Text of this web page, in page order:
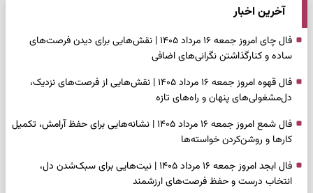
آخرین اخبار
فال چای امروز جمعه ۱۶ مرداد ۱۴۰۵ | نقش‌هایی برای دیدن فرصت‌های
ساده و کنارگذاشتن نگرانی‌های اضافی
فال قهوه امروز جمعه ۱۶ مرداد ۱۴۰۵ | نقش‌هایی از فرصت‌های نزدیک،
دل‌مشغولی‌های پنهان و راه‌های تازه
فال شمع امروز جمعه ۱۶ مرداد ۱۴۰۵ | نشانه‌هایی برای حفظ آرامش، تکمیل
کارها و روشن‌کردن خواسته‌ها
فال ابجد امروز جمعه ۱۶ مرداد ۱۴۰۵ | نیت‌هایی برای سبک‌شدن دل،
انتخاب درست و حفظ فرصت‌های ارزشمند